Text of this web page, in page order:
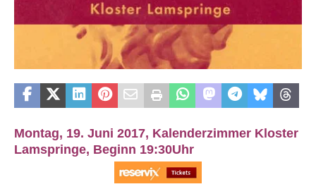
Montag, 19. Juni 2017, Kalenderzimmer Kloster
Lamspringe, Beginn 19:30Uhr